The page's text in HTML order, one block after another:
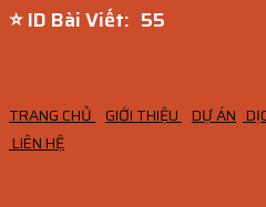
⭐ ID Bài Viết: 54
TRANG CHỦ GIỚI THIỆU DỰ ÁN
LIÊN HỆ